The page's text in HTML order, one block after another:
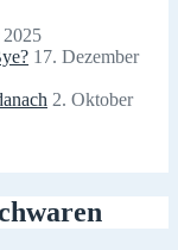
2025
17. Dezember
2. Oktober